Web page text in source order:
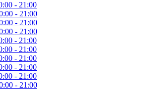
- 21:00
- 21:00
- 21:00
- 21:00
- 21:00
- 21:00
- 21:00
- 21:00
- 21:00
- 21:00